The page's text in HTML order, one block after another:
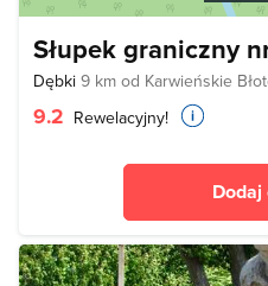
Słupek graniczny
Dębki 9 km od Karwieńskie
9.2 Rewelacyjny!